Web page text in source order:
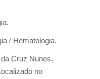
/ Hematologia.
Cruz Nunes,
no